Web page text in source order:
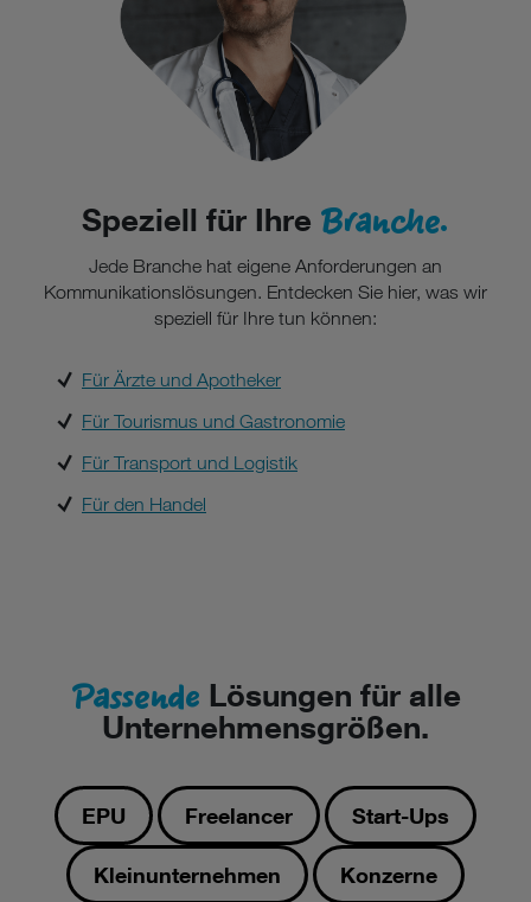
Speziell für Ihre Branche.
Jede Branche hat eigene Anforderungen an
Kommunikationslösungen. Entdecken Sie hier, was wir
speziell für Ihre tun können:
Für Ärzte und Apotheker
Für Tourismus und Gastronomie
Für Transport und Logistik
Für den Handel
Passende Lösungen für alle
Unternehmensgrößen.
EPU Freelancer Start-Ups
Kleinunternehmen Konzerne